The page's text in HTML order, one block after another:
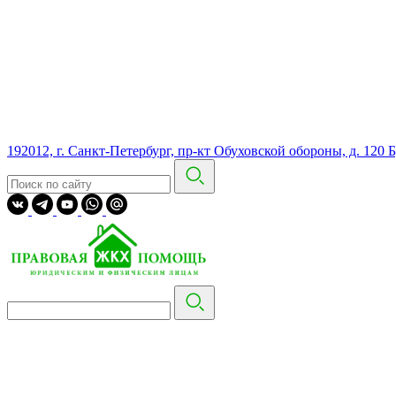
192012, г. Санкт-Петербург, пр-кт Обуховской обороны, д. 120